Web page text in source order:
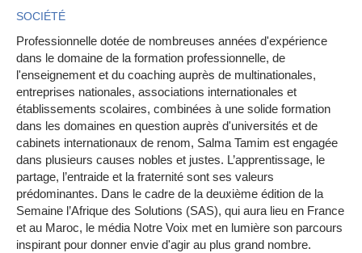
SOCIÉTÉ
Professionnelle dotée de nombreuses années d'expérience
dans le domaine de la formation professionnelle, de
l'enseignement et du coaching auprès de multinationales,
entreprises nationales, associations internationales et
établissements scolaires, combinées à une solide formation
dans les domaines en question auprès d'universités et de
cabinets internationaux de renom, Salma Tamim est engagée
dans plusieurs causes nobles et justes. L’apprentissage, le
partage, l’entraide et la fraternité sont ses valeurs
prédominantes. Dans le cadre de la deuxième édition de la
Semaine l’Afrique des Solutions (SAS), qui aura lieu en France
et au Maroc, le média Notre Voix met en lumière son parcours
inspirant pour donner envie d'agir au plus grand nombre.